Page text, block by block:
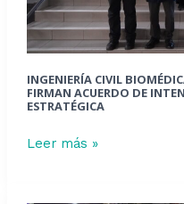
INGENIERÍA CIVIL
FIRMAN ACUERDO DE
ESTRATÉGICA
de
intención
para
estratégica
Leer más »